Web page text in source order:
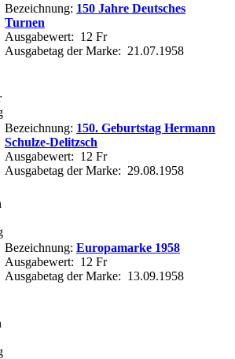
Bezeichnung: 150 Jahre Deutsches
Turnen
Ausgabewert: 12 Fr
Ausgabetag der Marke: 21.07.1958
Bezeichnung: 150. Geburtstag Hermann
Schulze-Delitzsch
Ausgabewert: 12 Fr
Ausgabetag der Marke: 29.08.1958
Bezeichnung: Europamarke 1958
Ausgabewert: 12 Fr
Ausgabetag der Marke: 13.09.1958